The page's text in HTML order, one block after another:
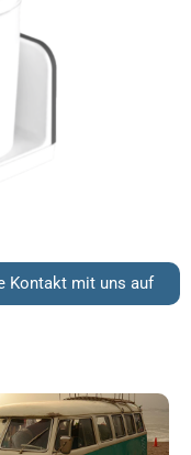
Kontakt mit uns auf